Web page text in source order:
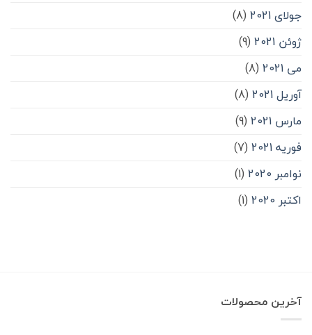
جولای 2021
(8)
ژوئن 2021
(9)
می 2021
(8)
آوریل 2021
(8)
مارس 2021
(9)
فوریه 2021
(7)
نوامبر 2020
(1)
اکتبر 2020
(1)
آخرین محصولات